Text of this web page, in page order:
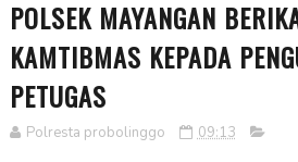
POLSEK MAYANGAN
KAMTIBMAS KEPADA
PETUGAS
Polresta probolinggo 09:13